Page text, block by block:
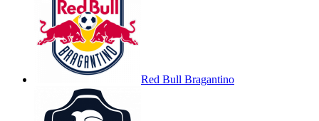
Red Bull Bragantino